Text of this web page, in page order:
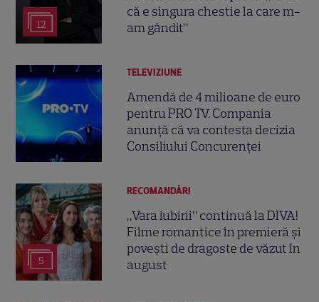
12
că e singura chestie la care m-
am gândit”
TELEVIZIUNE
Amendă de 4 milioane de euro
pentru PRO TV. Compania
anunță că va contesta decizia
Consiliului Concurenței
5
RECOMANDĂRI
„Vara iubirii” continuă la DIVA!
Filme romantice în premieră și
povești de dragoste de văzut în
august